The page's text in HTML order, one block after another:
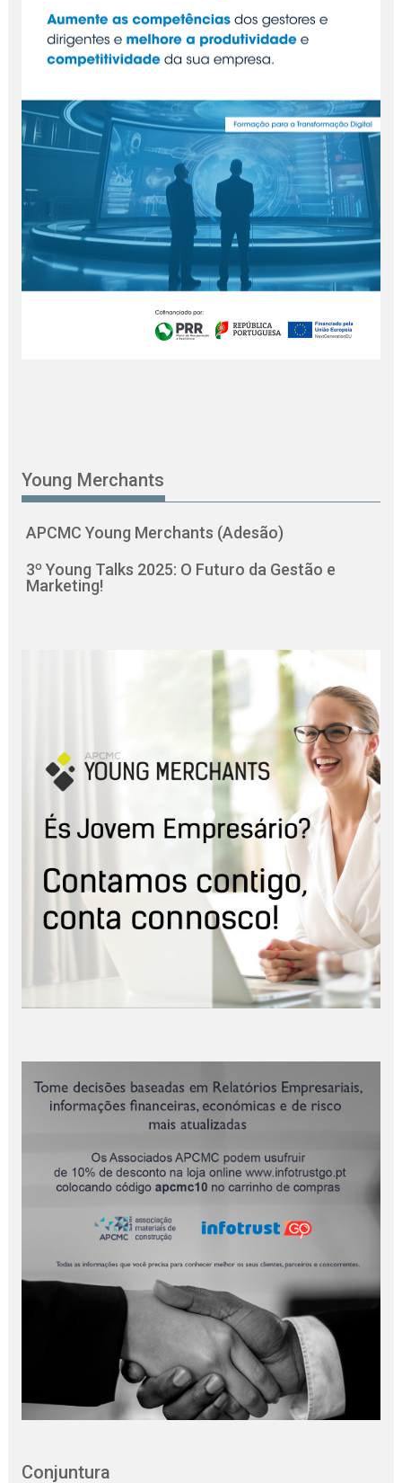
Young Merchants
APCMC Young Merchants (Adesão)
3º Young Talks 2025: O Futuro da Gestão e
Marketing!
Conjuntura